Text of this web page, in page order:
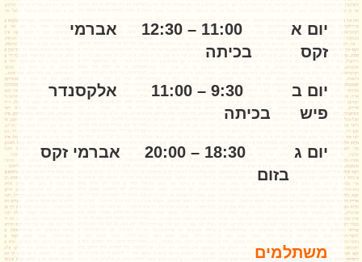
יום א 11:00 – 12:30 אברמי
זקס בכיתה
יום ב 9:30 – 11:00 אלקסנדר
פיש בכיתה
יום ג 18:30 – 20:00 אברמי זקס
בזום
משתלמים